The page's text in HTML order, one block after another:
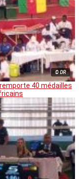
© DR
40 médailles